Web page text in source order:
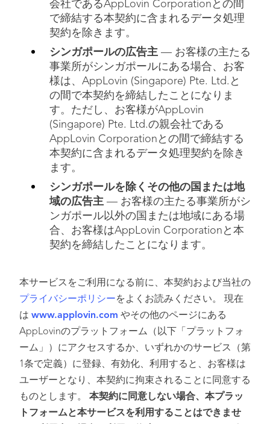
会社であるAppLovin Corporationとの間
で締結する本契約に含まれるデータ処理
契約を除きます。
シンガポールの広告主 — お客様の主たる
事業所がシンガポールにある場合、お客
様は、AppLovin (Singapore) Pte. Ltd.と
の間で本契約を締結したことになりま
す。ただし、お客様がAppLovin
(Singapore) Pte. Ltd.の親会社である
AppLovin Corporationとの間で締結する
本契約に含まれるデータ処理契約を除き
ます。
シンガポールを除くその他の国または地
域の広告主 — お客様の主たる事業所がシ
ンガポール以外の国または地域にある場
合、お客様はAppLovin Corporationと本
契約を締結したことになります。
本サービスをご利用になる前に、本契約および当社の
プライバシーポリシーをよくお読みください。 現在
は www.applovin.com やその他のページにある
AppLovinのプラットフォーム（以下「プラットフォ
ーム」）にアクセスするか、いずれかのサービス（第
1条で定義）に登録、有効化、利用すると、お客様は
ユーザーとなり、本契約に拘束されることに同意する
ものとします。 本契約に同意しない場合、本プラッ
トフォームと本サービスを利用することはできませ